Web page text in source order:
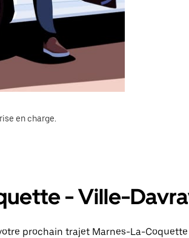
en charge.
- Ville-
prochain trajet Marnes-La-